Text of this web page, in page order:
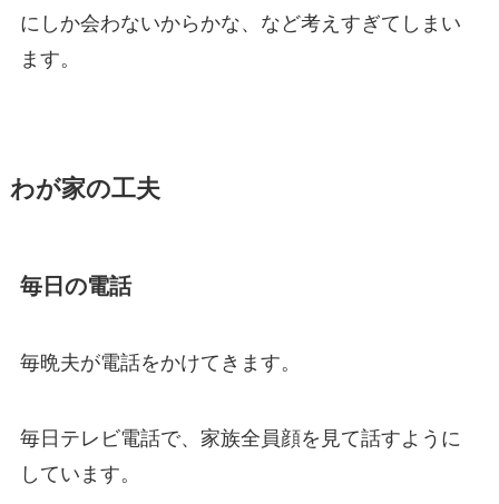
にしか会わないからかな、など考えすぎてしまい
ます。
わが家の工夫
毎日の電話
毎晩夫が電話をかけてきます。
毎日テレビ電話で、家族全員顔を見て話すように
しています。